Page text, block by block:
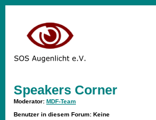
Speakers Corner
Moderator: MDF-Team
Benutzer in diesem Forum: Keine